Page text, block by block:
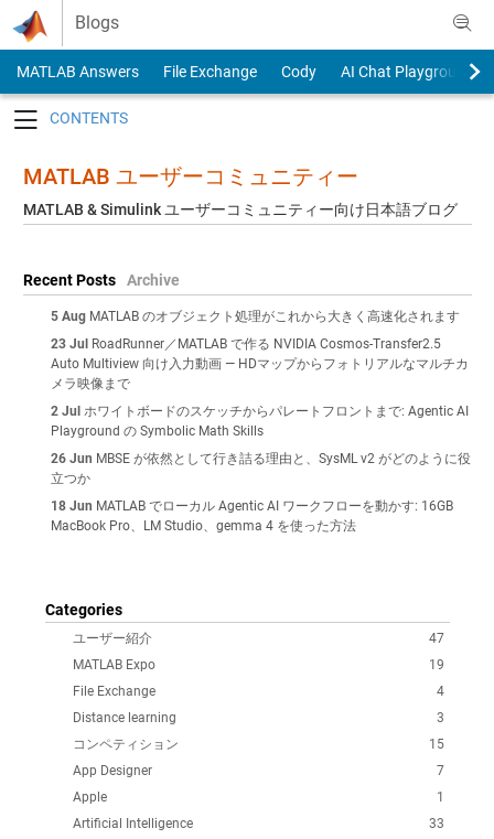
Skip to content
Blogs
MATLAB Answers File Exchange Cody
AI Chat Playground
MATLAB ユーザーコミュニティー
MATLAB & Simulink ユーザーコミュニティー向け日本語ブログ
Recent Posts Archive
5 Aug MATLAB のオブジェクト処理がこれから大きく高速化されます
23 Jul RoadRunner／MATLAB で作る NVIDIA Cosmos-Transfer2.5
Auto Multiview 向け入力動画 — HDマップからフォトリアルなマルチカ
メラ映像まで
2 Jul ホワイトボードのスケッチからパレートフロントまで: Agentic AI
Playground の Symbolic Math Skills
26 Jun MBSE が依然として行き詰る理由と、SysML v2 がどのように役
立つか
18 Jun MATLAB でローカル Agentic AI ワークフローを動かす: 16GB
MacBook Pro、LM Studio、gemma 4 を使った方法
Categories
47
ユーザー紹介
19
MATLAB Expo
4
File Exchange
3
Distance learning
15
コンペティション
7
App Designer
1
Apple
33
Artificial Intelligence